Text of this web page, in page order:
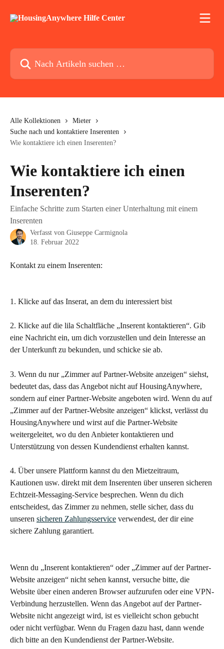
Nach Artikeln suchen …
Alle Kollektionen
Mieter
Suche nach und kontaktiere Inserenten
Wie kontaktiere ich einen Inserenten?
Wie kontaktiere ich einen
Inserenten?
Einfache Schritte zum Starten einer Unterhaltung mit einem
Inserenten
Verfasst von Giuseppe Carmignola
18. Februar 2022
Kontakt zu einem Inserenten:
1. Klicke auf das Inserat, an dem du interessiert bist
2. Klicke auf die lila Schaltfläche „Inserent kontaktieren“. Gib
eine Nachricht ein, um dich vorzustellen und dein Interesse an
der Unterkunft zu bekunden, und schicke sie ab.
3. Wenn du nur „Zimmer auf Partner-Website anzeigen“ siehst,
bedeutet das, dass das Angebot nicht auf HousingAnywhere,
sondern auf einer Partner-Website angeboten wird. Wenn du auf
„Zimmer auf der Partner-Website anzeigen“ klickst, verlässt du
HousingAnywhere und wirst auf die Partner-Website
weitergeleitet, wo du den Anbieter kontaktieren und
Unterstützung von dessen Kundendienst erhalten kannst.
4. Über unsere Plattform kannst du den Mietzeitraum,
Kautionen usw. direkt mit dem Inserenten über unseren sicheren
Echtzeit-Messaging-Service besprechen. Wenn du dich
entscheidest, das Zimmer zu nehmen, stelle sicher, dass du
unseren sicheren Zahlungsservice verwendest, der dir eine
sichere Zahlung garantiert.
Wenn du „Inserent kontaktieren“ oder „Zimmer auf der Partner-
Website anzeigen“ nicht sehen kannst, versuche bitte, die
Website über einen anderen Browser aufzurufen oder eine VPN-
Verbindung herzustellen. Wenn das Angebot auf der Partner-
Website nicht angezeigt wird, ist es vielleicht schon gebucht
oder nicht verfügbar. Wenn du Fragen dazu hast, dann wende
dich bitte an den Kundendienst der Partner-Website.